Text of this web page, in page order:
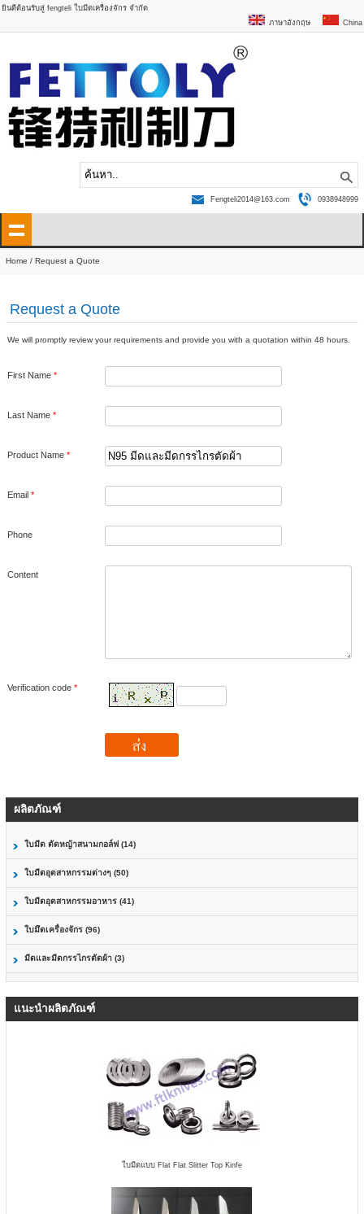
ยินดีต้อนรับสู่ fengteli ใบมีดเครื่องจักร จำกัด
China
ภาษาอังกฤษ
0938948999
Fengteli2014@163.com
Home / Request a Quote
Request a Quote
We will promptly review your requirements and provide you with a quotation within 48 hours.
First Name *
Last Name *
Product Name *
Email *
Phone
Content
Verification code *
ผลิตภัณฑ์
ใบมีด ตัดหญ้าสนามกอล์ฟ (14)
ใบมีดอุตสาหกรรมต่างๆ (50)
ใบมีดอุตสาหกรรมอาหาร (41)
ใบมึดเครื่องจักร (96)
มีดและมีดกรรไกรตัดผ้า (3)
แนะนำผลิตภัณฑ์
ใบมีดแบบ Flat Flat Slitter Top Kinfe